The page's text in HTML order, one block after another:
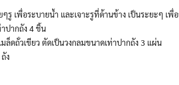
รู เพื่อระบายน้ำ และเจาะรูที่ด้านข้าง เป็นระยะๆ เพื่
ปากถัง 4 ชิ้น
ล็ดถั่วเขียว ตัดเป็นวงกลมขนาดเท่าปากถัง 3 แผ่น
ง